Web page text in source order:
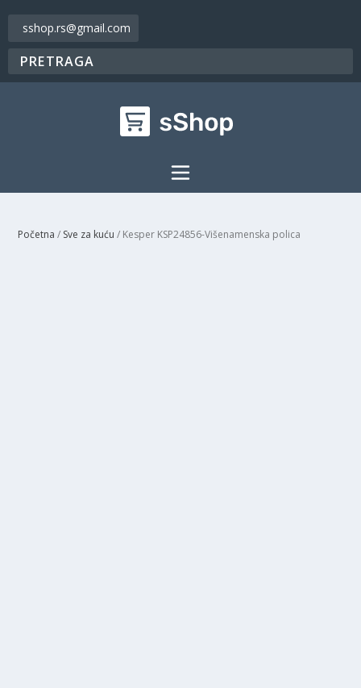
sshop.rs@gmail.com
Početna / Sve za kuću / Kesper KSP24856-Višenamenska polica